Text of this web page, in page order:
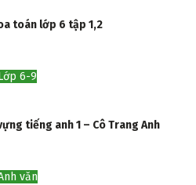
toán lớp 6 tập 1,2
6-9
tiếng anh 1 – Cô Trang Anh
văn